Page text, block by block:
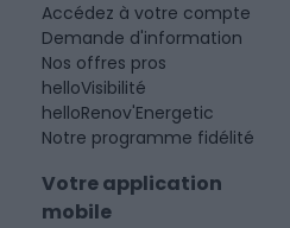
Accédez à votre compte
Demande d'information
Nos offres pros
helloVisibilité
helloRenov'Energetic
Notre programme fidélité
Votre application
mobile